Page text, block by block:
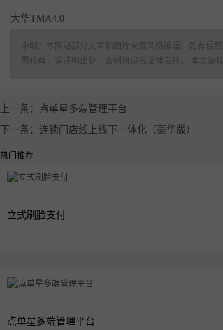
大华TMA4.0
申明：本网站部分文章和图片来源网络编辑，如有侵
需转载，请注明出处，否则将追究法律责任。 本页链接
上一条：点单星多端管理平台
下一条：连锁门店线上线下一体化（豪华版）
热门推荐
立式刷脸支付
点单星多端管理平台